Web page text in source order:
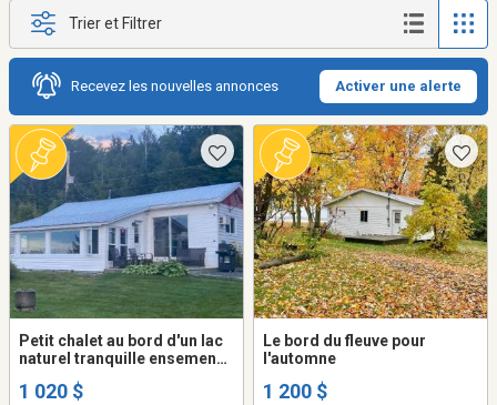
Trier et Filtrer
Recevez les nouvelles annonces Activer une alerte
Petit chalet au bord d'un lac
naturel tranquille ensemencé
1 020 $
Le bord du fleuve pour
l'automne
1 200 $